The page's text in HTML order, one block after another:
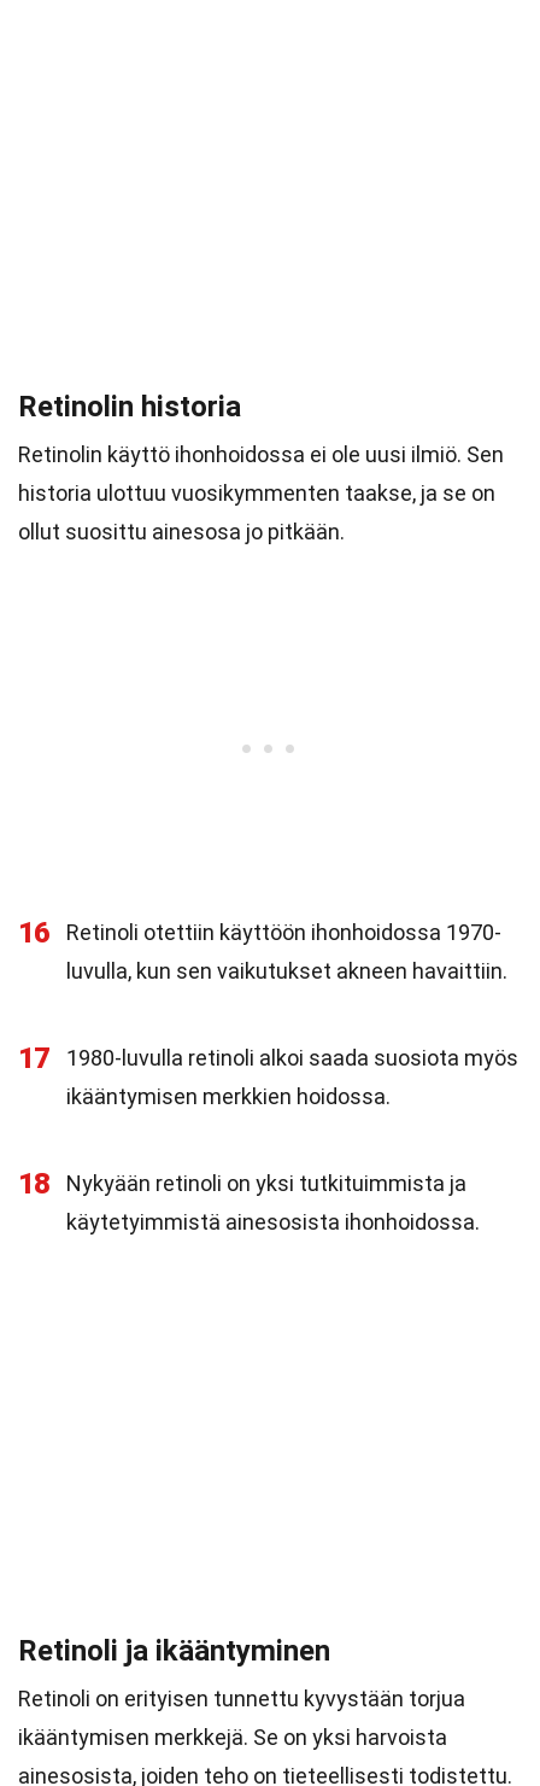
Retinolin historia
Retinolin käyttö ihonhoidossa ei ole uusi ilmiö. Sen
historia ulottuu vuosikymmenten taakse, ja se on
ollut suosittu ainesosa jo pitkään.
16
Retinoli otettiin käyttöön ihonhoidossa 1970-
luvulla, kun sen vaikutukset akneen havaittiin.
17
1980-luvulla retinoli alkoi saada suosiota myös
ikääntymisen merkkien hoidossa.
18
Nykyään retinoli on yksi tutkituimmista ja
käytetyimmistä ainesosista ihonhoidossa.
Retinoli ja ikääntyminen
Retinoli on erityisen tunnettu kyvystään torjua
ikääntymisen merkkejä. Se on yksi harvoista
ainesosista, joiden teho on tieteellisesti todistettu.